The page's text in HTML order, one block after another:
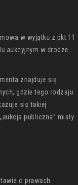
w wyjątku z pkt 11
aukcyjnym w drodze
znajduje się
gdzie tego rodzaju
się takiej
publiczna” miały
o prawach